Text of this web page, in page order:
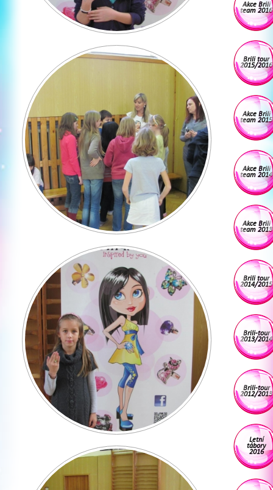
Akce Brili
team 2016
Brili tour
2015/2016
Akce Brili
team 2015
Akce Brili
team 2014
Akce Brili
team 2013
Brili tour
2014/2015
Brili-tour
2013/2014
Brili-tour
2012/2013
Letní
tábory
2016